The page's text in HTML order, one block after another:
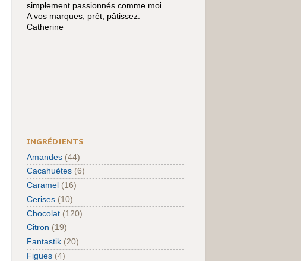
simplement passionnés comme moi .
A vos marques, prêt, pâtissez.
Catherine
INGRÉDIENTS
Amandes (44)
Cacahuètes (6)
Caramel (16)
Cerises (10)
Chocolat (120)
Citron (19)
Fantastik (20)
Figues (4)